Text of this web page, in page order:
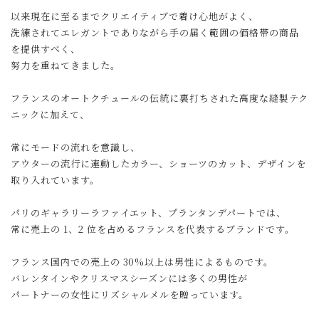
以来現在に至るまでクリエイティブで着け心地がよく、
洗練されてエレガントでありながら手の届く範囲の価格帯の商品
を提供すべく、
努力を重ねてきました。
フランスのオートクチュールの伝統に裏打ちされた高度な縫製テク
ニックに加えて、
常にモードの流れを意識し、
アウターの流行に連動したカラー、ショーツのカット、デザインを
取り入れています。
パリのギャラリーラファイエット、プランタンデパートでは、
常に売上の 1、2 位を占めるフランスを代表するブランドです。
フランス国内での売上の 30%以上は男性によるものです。
バレンタインやクリスマスシーズンには多くの男性が
パートナーの女性にリズシャルメルを贈っています。